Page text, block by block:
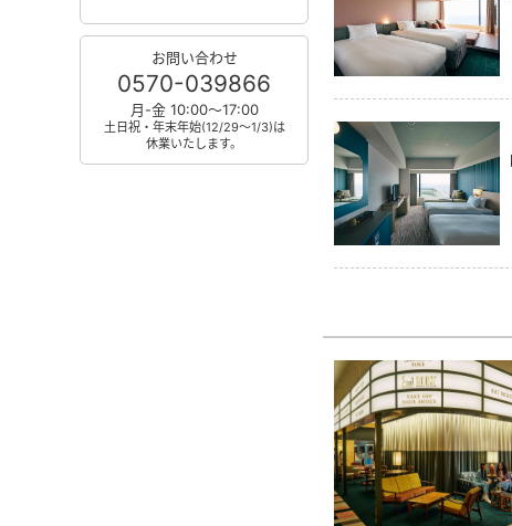
お問い合わせ
0570-039866
月-金 10:00～17:00
土日祝・年末年始(12/29～1/3)は
休業いたします。